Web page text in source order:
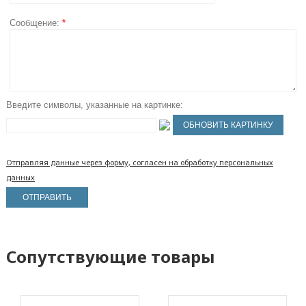
Сообщение: *
Введите символы, указанные на картинке:
Отправляя данные через форму, согласен на обработку персональных
данных
Сопутствующие товары